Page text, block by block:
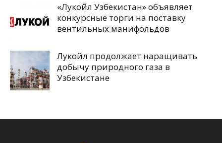
«Лукойл Узбекистан» объявляет
конкурсные торги на поставку
вентильных манифольдов
Лукойл продолжает наращивать
добычу природного газа в
Узбекистане